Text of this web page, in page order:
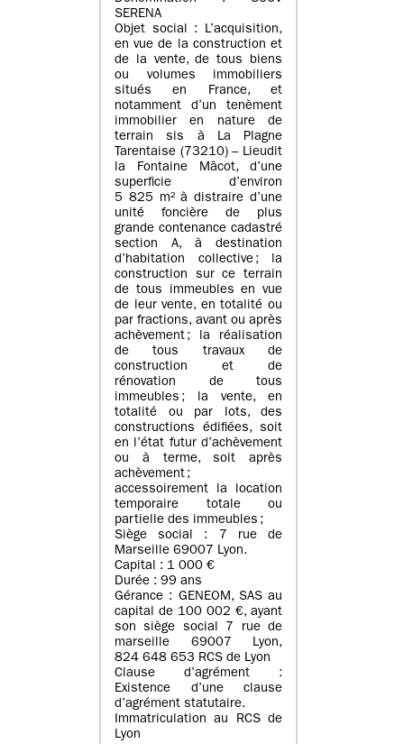
SERENA
Objet social : L’acquisition,
en vue de la construction et
de la vente, de tous biens
ou volumes immobiliers
situés en France, et
notamment d’un tenèment
immobilier en nature de
terrain sis à La Plagne
Tarentaise (73210) – Lieudit
la Fontaine Mâcot, d’une
superficie d’environ
5 825 m² à distraire d’une
unité foncière de plus
grande contenance cadastré
section A, à destination
d’habitation collective ; la
construction sur ce terrain
de tous immeubles en vue
de leur vente, en totalité ou
par fractions, avant ou après
achèvement ; la réalisation
de tous travaux de
construction et de
rénovation de tous
immeubles ; la vente, en
totalité ou par lots, des
constructions édifiées, soit
en l’état futur d’achèvement
ou à terme, soit après
achèvement ;
accessoirement la location
temporaire totale ou
partielle des immeubles ;
Siège social : 7 rue de
Marseille 69007 Lyon.
Capital : 1 000 €
Durée : 99 ans
Gérance : GENEOM, SAS au
capital de 100 002 €, ayant
son siège social 7 rue de
marseille 69007 Lyon,
824 648 653 RCS de Lyon
Clause d’agrément :
Existence d’une clause
d’agrément statutaire.
Immatriculation au RCS de
Lyon